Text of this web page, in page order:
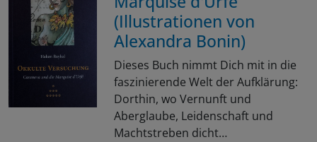
(Illustrationen von
Alexandra Bonin)
Dieses Buch nimmt Dich mit in die
faszinierende Welt der Aufklärung:
Dorthin, wo Vernunft und
Aberglaube, Leidenschaft und
Machtstreben dicht…